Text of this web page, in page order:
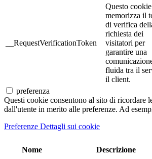
__RequestVerificationToken
Questo cookie
memorizza il
di verifica
richiesta dei
visitatori per
garantire una
fluida tra il
il client.
preferenza
Questi cookie consentono al sito di ricordare
dall'utente in merito alle preferenze. Ad
Preferenze Dettagli sui cookie
Nome Descrizione